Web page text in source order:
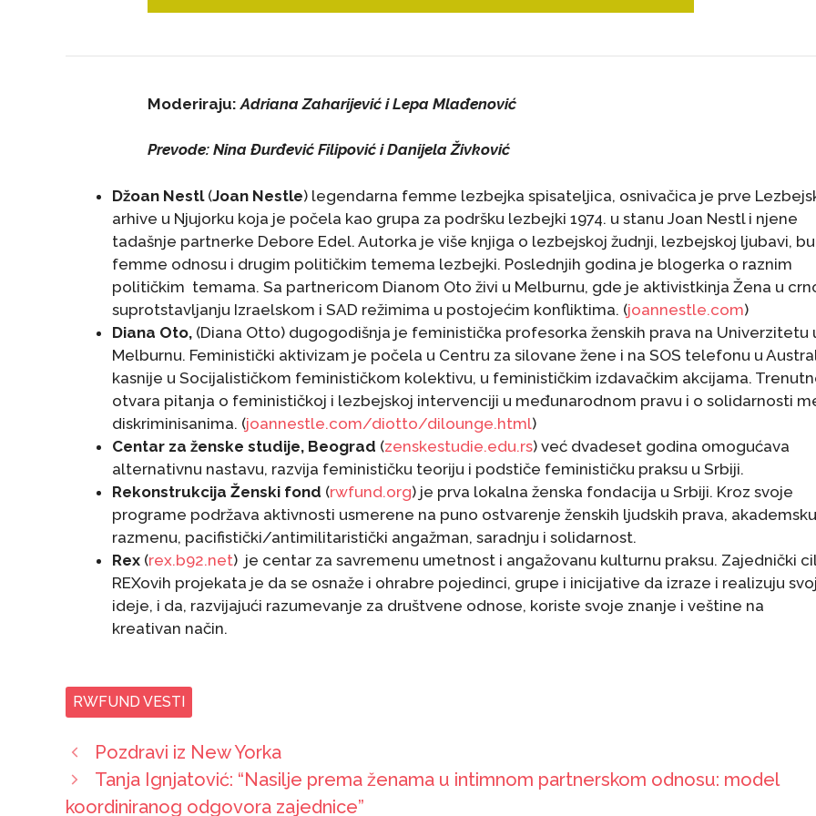
Moderiraju: Adriana Zaharijević i Lepa Mlađenović
Prevode: Nina Đurđević Filipović i Danijela Živković
Džoan Nestl (Joan Nestle) legendarna femme lezbejka spisateljica, osnivačica je prve
arhive u Njujorku koja je počela kao grupa za podršku lezbejki 1974. u stanu Joan Nestl i njene
tadašnje partnerke Debore Edel. Autorka je više knjiga o lezbejskoj žudnji, lezbejskoj ljubavi,
femme odnosu i drugim političkim temema lezbejki. Poslednjih godina je blogerka o raznim
političkim temama. Sa partnericom Dianom Oto živi u Melburnu, gde je aktivistkinja Žena u
suprotstavljanju Izraelskom i SAD režimima u postojećim konfliktima. (joannestle.com)
Diana Oto, (Diana Otto) dugogodišnja je feministička profesorka ženskih prava na Univerzitetu
Melburnu. Feministički aktivizam je počela u Centru za silovane žene i na SOS telefonu u
kasnije u Socijalističkom feminističkom kolektivu, u feminističkim izdavačkim akcijama.
otvara pitanja o feminističkoj i lezbejskoj intervenciji u međunarodnom pravu i o solidarnosti
diskriminisanima. (joannestle.com/diotto/dilounge.html)
Centar za ženske studije, Beograd (zenskestudie.edu.rs) već dvadeset godina omogućava
alternativnu nastavu, razvija feminističku teoriju i podstiče feminističku praksu u Srbiji.
Rekonstrukcija Ženski fond (rwfund.org) je prva lokalna ženska fondacija u Srbiji. Kroz svoje
programe podržava aktivnosti usmerene na puno ostvarenje ženskih ljudskih prava, akademsku
razmenu, pacifistički/antimilitaristički angažman, saradnju i solidarnost.
Rex (rex.b92.net) je centar za savremenu umetnost i angažovanu kulturnu praksu. Zajednički
REXovih projekata je da se osnaže i ohrabre pojedinci, grupe i inicijative da izraze i realizuju
ideje, i da, razvijajući razumevanje za društvene odnose, koriste svoje znanje i veštine na
kreativan način.
RWFUND VESTI
Pozdravi iz New Yorka
Tanja Ignjatović: “Nasilje prema ženama u intimnom partnerskom odnosu: model
koordiniranog odgovora zajednice”